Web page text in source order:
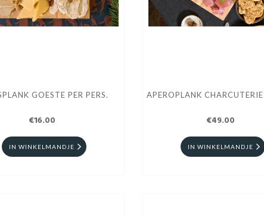
GOESTE PER PERS.
€16.00
IN WINKELMANDJE
APEROPLANK
€49.00
IN WINKELMANDJE